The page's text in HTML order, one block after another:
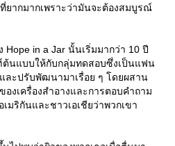
ยากมากเพราะว่ามันจะต้องสมบูรณ์
in a Jar นั้นเริ่มมากว่า 10 ปี
นแบบให้กับกลุ่มทดสอบซึ่งเป็นแฟน
ละปรับพัฒนามาเรื่อย ๆ โดยผสาน
งเครื่องสำอางและการตอบคำถาม
มริกันและชาวเอเชียว่าพวกเขา